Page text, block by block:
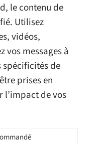
le contenu de
Utilisez
vidéos,
vos messages à
spécificités de
prises en
de vos